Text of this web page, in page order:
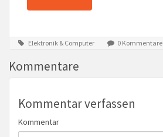
Elektronik & Computer 0 Kommentare
Kommentare
Kommentar verfassen
Kommentar